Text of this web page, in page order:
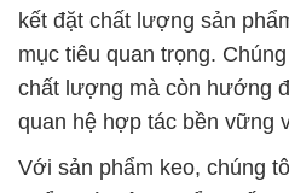
kết đặt chất lượng sản
mục tiêu quan trọng.
chất lượng mà còn hướng
quan hệ hợp tác bền vững
Với sản phẩm keo, chúng